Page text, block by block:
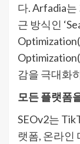
다. Arfadia는
근 방식인
감을 극대화
모든 플랫폼
SEOv2는
랫폼, 온라인